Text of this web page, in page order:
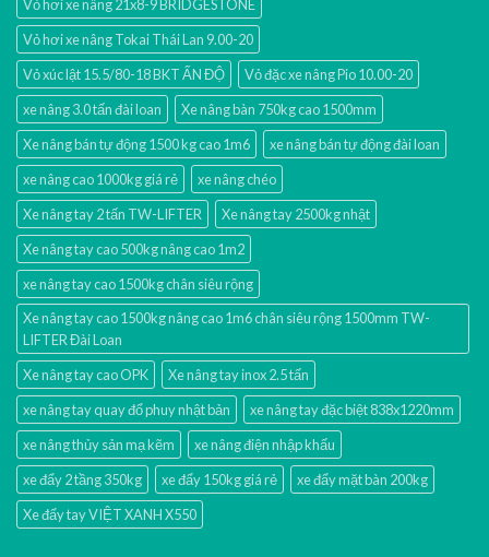
Vỏ hơi xe nâng 21x8-9 BRIDGESTONE
Vỏ hơi xe nâng Tokai Thái Lan 9.00-20
Vỏ xúc lật 15.5/80-18 BKT ẤN ĐỘ
Vỏ đặc xe nâng Pio 10.00-20
xe nâng 3.0 tấn đài loan
Xe nâng bàn 750kg cao 1500mm
Xe nâng bán tự động 1500 kg cao 1m6
xe nâng bán tự động đài loan
xe nâng cao 1000kg giá rẻ
xe nâng chéo
Xe nâng tay 2 tấn TW-LIFTER
Xe nâng tay 2500kg nhật
Xe nâng tay cao 500kg nâng cao 1m2
xe nâng tay cao 1500kg chân siêu rộng
Xe nâng tay cao 1500kg nâng cao 1m6 chân siêu rộng 1500mm TW-
LIFTER Đài Loan
Xe nâng tay cao OPK
Xe nâng tay inox 2.5 tấn
xe nâng tay quay đổ phuy nhật bản
xe nâng tay đặc biệt 838x1220mm
xe nâng thủy sản mạ kẽm
xe nâng điện nhập khấu
xe đẩy 2 tầng 350kg
xe đẩy 150kg giá rẻ
xe đẩy mặt bàn 200kg
Xe đẩy tay VIỆT XANH X550